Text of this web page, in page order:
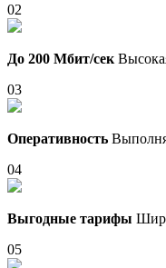
02
До 200 Мбит/сек
03
Оперативность
04
Выгодные тарифы
05